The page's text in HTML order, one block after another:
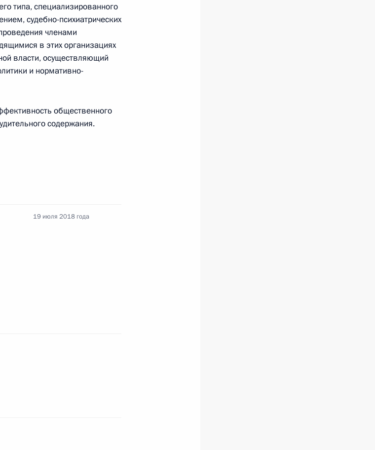
на повышение
бизнесу
изменений в Соглашение
в СНГ
на уточнение порядка
типа, специализированного
судебно-психиатрических
членами
в этих организациях
власти, осуществляющий
и нормативно-
общественного
содержания.
19 июля 2018 года